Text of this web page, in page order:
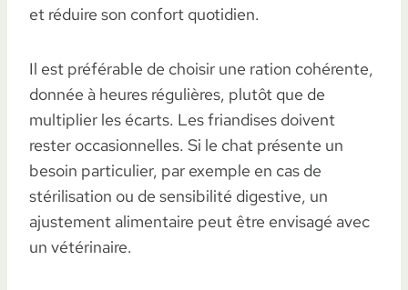
et réduire son confort quotidien.
Il est préférable de choisir une ration cohérente,
donnée à heures régulières, plutôt que de
multiplier les écarts. Les friandises doivent
rester occasionnelles. Si le chat présente un
besoin particulier, par exemple en cas de
stérilisation ou de sensibilité digestive, un
ajustement alimentaire peut être envisagé avec
un vétérinaire.